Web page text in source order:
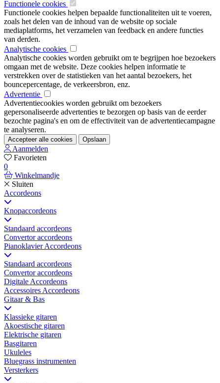
Functionele cookies
Functionele cookies helpen bepaalde functionaliteiten uit te voeren,
zoals het delen van de inhoud van de website op sociale
mediaplatforms, het verzamelen van feedback en andere functies
van derden.
Analytische cookies
Analytische cookies worden gebruikt om te begrijpen hoe bezoekers
omgaan met de website. Deze cookies helpen informatie te
verstrekken over de statistieken van het aantal bezoekers, het
bouncepercentage, de verkeersbron, enz.
Advertentie
Advertentiecookies worden gebruikt om bezoekers
gepersonaliseerde advertenties te bezorgen op basis van de eerder
bezochte pagina's en om de effectiviteit van de advertentiecampagne
te analyseren.
Accepteer alle cookies Opslaan
Aanmelden
Favorieten
0
Winkelmandje
Sluiten
Accordeons
Knopaccordeons
Standaard accordeons
Convertor accordeons
Pianoklavier Accordeons
Standaard accordeons
Convertor accordeons
Digitale Accordeons
Accessoires Accordeons
Gitaar & Bas
Klassieke gitaren
Akoestische gitaren
Elektrische gitaren
Basgitaren
Ukuleles
Bluegrass instrumenten
Versterkers